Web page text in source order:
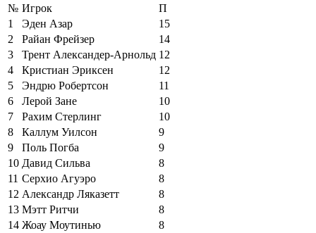
№ Игрок
П
1
Эден Азар
15
2
Райан Фрейзер
14
3
Трент Александер-Арнольд 12
4
Кристиан Эриксен
12
5
Эндрю Робертсон
11
6
Лерой Зане
10
7
Рахим Стерлинг
10
8
Каллум Уилсон
9
9
Поль Погба
9
10 Давид Сильва
8
11 Серхио Агуэро
8
12 Александр Ляказетт
8
13 Мэтт Ритчи
8
14 Жоау Моутинью
8